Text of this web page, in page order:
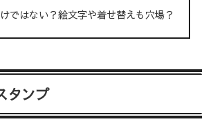
ではない？絵文字や着せ替えも穴場？
タンプ